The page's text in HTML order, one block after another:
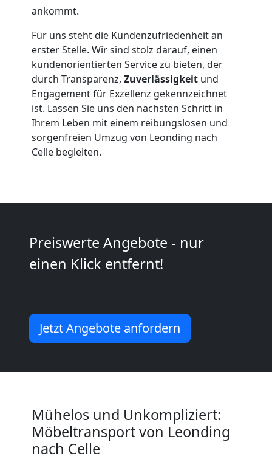
ankommt.
Für uns steht die Kundenzufriedenheit an
erster Stelle. Wir sind stolz darauf, einen
kundenorientierten Service zu bieten, der
durch Transparenz, Zuverlässigkeit und
Engagement für Exzellenz gekennzeichnet
ist. Lassen Sie uns den nächsten Schritt in
Ihrem Leben mit einem reibungslosen und
sorgenfreien Umzug von Leonding nach
Celle begleiten.
Preiswerte Angebote - nur
einen Klick entfernt!
Jetzt Angebote anfordern
Mühelos und Unkompliziert:
Möbeltransport von Leonding
nach Celle
Beiladung
Leonding
Mini
Umzug
Leonding
Umzug
Mann
LKW
Kunsttransport
Leonding